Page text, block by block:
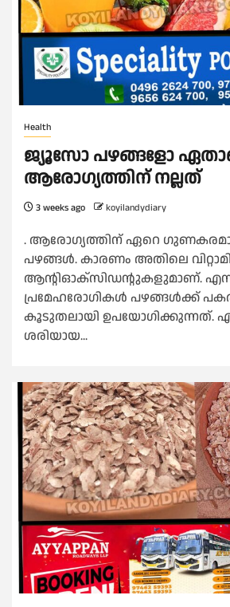
Health
ജ്യൂസോ പഴങ്ങളോ
ആരോഗ്യത്തിന് നല്ലത്
3 weeks ago koyilandydiary
. ആരോഗ്യത്തിന് ഏറെ
പഴങ്ങൾ. കാരണം അതിലെ
ആന്റിഓക്‌സിഡന്റുകളുമാണ്.
പ്രമേഹരോഗികൾ പഴങ്ങൾക്ക്
കൂടുതലായി ഉപയോ​ഗിക്കുന്നത്.
ശരിയായ...